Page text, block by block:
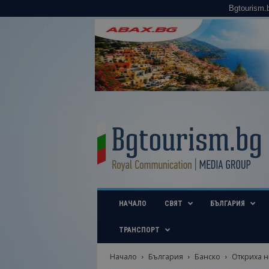
u
i
b
НАЧАЛО СВЯТ БЪЛГАРИЯ
ТРАНСПОРТ
Начало България Банско
Откриха